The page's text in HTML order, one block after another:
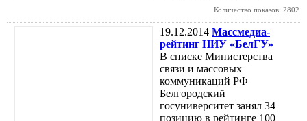
Количество показов: 2802
19.12.2014 Массмедиа-
рейтинг НИУ «БелГУ»
В списке Министерства
связи и массовых
коммуникаций РФ
Белгородский
госуниверситет занял 34
позицию в рейтинге 100